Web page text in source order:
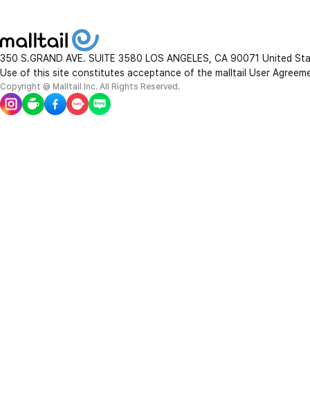
350 S.GRAND AVE. SUITE 3580 LOS ANGELES, CA 90071 United
Use of this site constitutes acceptance of the malltail User
Copyright @ Malltail Inc. All Rights Reserved.